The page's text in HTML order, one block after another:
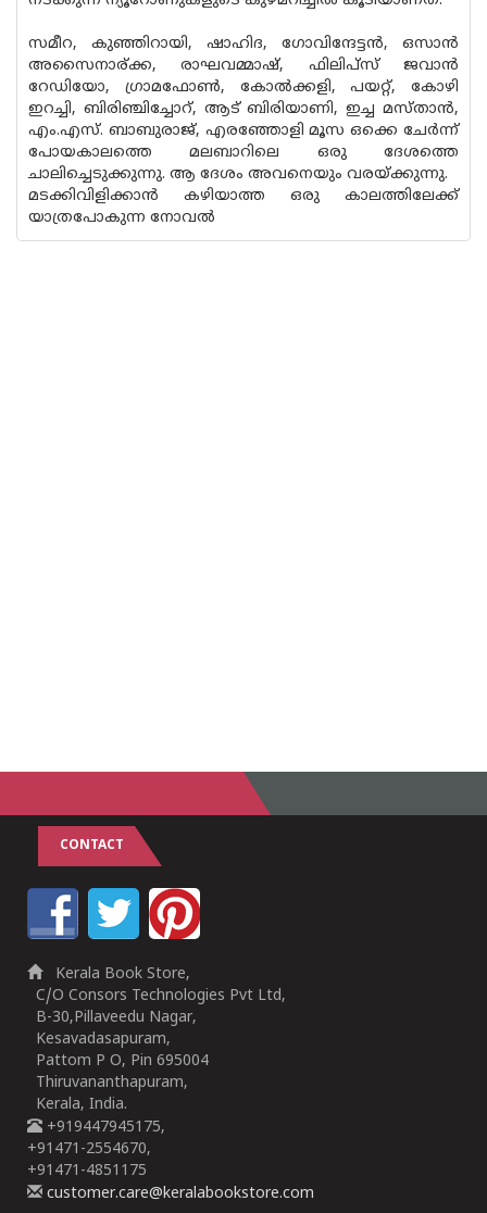
സമീറ, കുഞ്ഞിറായി, ഷാഹിദ, ഗോവിന്ദേട്ടൻ, ഒസാൻ
അസൈനാര്ക്ക, രാഘവമ്മാഷ്, ഫിലിപ്സ്‌ ജവാൻ
റേഡിയോ, ഗ്രാമഫോൺ, കോൽക്കളി, പയറ്റ്, കോഴി
ഇറച്ചി, ബിരിഞ്ചിച്ചോറ്, ആട് ബിരിയാണി, ഇച്ച മസ്താൻ,
എം.എസ്. ബാബുരാജ്, എരഞ്ഞോളി മൂസ ഒക്കെ ചേർന്ന്
പോയകാലത്തെ മലബാറിലെ ഒരു ദേശത്തെ
ചാലിച്ചെടുക്കുന്നു. ആ ദേശം അവനെയും വരയ്ക്കുന്നു.
മടക്കിവിളിക്കാൻ കഴിയാത്ത ഒരു കാലത്തിലേക്ക്
യാത്രപോകുന്ന നോവൽ
CONTACT
Kerala Book Store,
C/O Consors Technologies Pvt Ltd,
B-30,Pillaveedu Nagar,
Kesavadasapuram,
Pattom P O, Pin 695004
Thiruvananthapuram,
Kerala, India.
+919447945175,
+91471-2554670,
+91471-4851175
customer.care@keralabookstore.com